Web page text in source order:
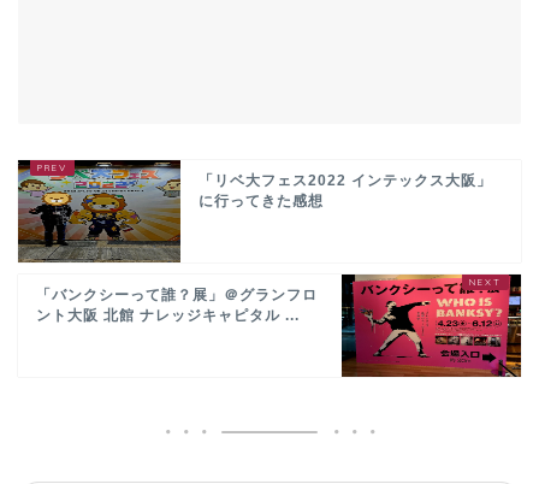
「リベ大フェス2022 インテックス大阪」
に行ってきた感想
「バンクシーって誰？展」＠グランフロ
ント大阪 北館 ナレッジキャピタル ...